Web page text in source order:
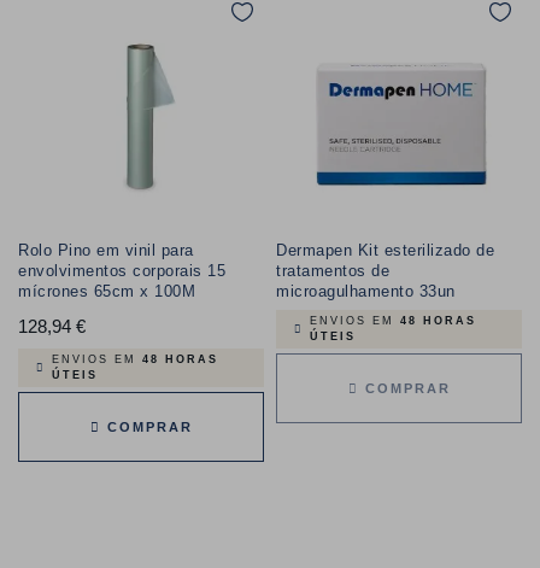
Rolo Pino em vinil para
envolvimentos corporais 15
mícrones 65cm x 100M
128,94 €Preço
ENVIOS EM 48 HORAS
ÚTEIS
COMPRAR
Dermapen Kit esterilizado de
tratamentos de
microagulhamento 33un
ENVIOS EM 48 HORAS
ÚTEIS
COMPRAR